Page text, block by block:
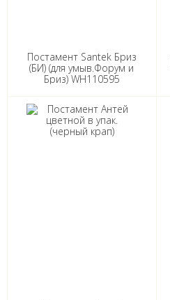
Постамент Santek Бриз
(БИ) (для умыв.Форум и
Бриз) WH110595